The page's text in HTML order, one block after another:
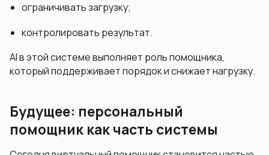
ограничивать загрузку;
контролировать результат.
AI в этой системе выполняет роль помощника,
который поддерживает порядок и снижает нагрузку.
Будущее: персональный
помощник как часть системы